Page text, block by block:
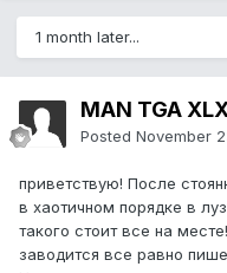
1 month later...
MAN TGA
Posted November
приветствую! После
в хаотичном порядке в
такого стоит все на
заводится все равно